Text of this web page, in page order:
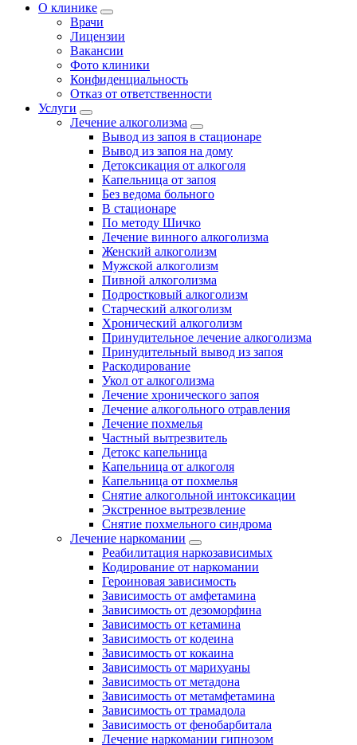
О клинике
Врачи
Лицензии
Вакансии
Фото клиники
Конфиденциальность
Отказ от ответственности
Услуги
Лечение алкоголизма
Вывод из запоя в стационаре
Вывод из запоя на дому
Детоксикация от алкоголя
Капельница от запоя
Без ведома больного
В стационаре
По методу Шичко
Лечение винного алкоголизма
Женский алкоголизм
Мужской алкоголизм
Пивной алкоголизма
Подростковый алкоголизм
Старческий алкоголизм
Хронический алкоголизм
Принудительное лечение алкоголизма
Принудительный вывод из запоя
Раскодирование
Укол от алкоголизма
Лечение хронического запоя
Лечение алкогольного отравления
Лечение похмелья
Частный вытрезвитель
Детокс капельница
Капельница от алкоголя
Капельница от похмелья
Снятие алкогольной интоксикации
Экстренное вытрезвление
Снятие похмельного синдрома
Лечение наркомании
Реабилитация наркозависимых
Кодирование от наркомании
Героиновая зависимость
Зависимость от амфетамина
Зависимость от дезоморфина
Зависимость от кетамина
Зависимость от кодеина
Зависимость от кокаина
Зависимость от марихуаны
Зависимость от метадона
Зависимость от метамфетамина
Зависимость от трамадола
Зависимость от фенобарбитала
Лечение наркомании гипнозом